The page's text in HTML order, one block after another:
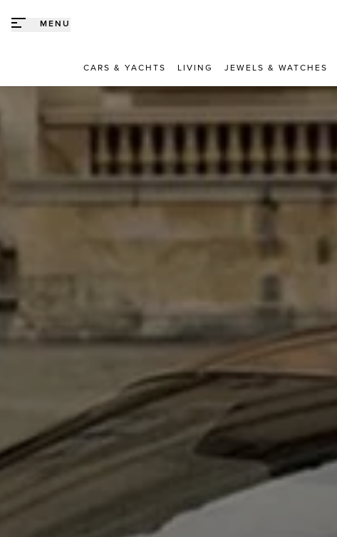
MENU
CARS & YACHTS LIVING JEWELS & WATCHES